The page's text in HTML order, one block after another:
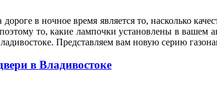
в ночное время является то, насколько
то, какие лампочки установлены в вашем
Представляем вам новую серию
в Владивостоке